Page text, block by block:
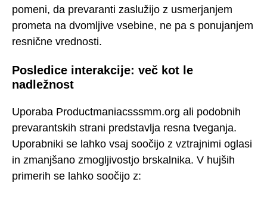
pomeni, da prevaranti zaslužijo z usmerjanjem
prometa na dvomljive vsebine, ne pa s ponujanjem
resnične vrednosti.
Posledice interakcije: več kot le
nadležnost
Uporaba Productmaniacsssmm.org ali podobnih
prevarantskih strani predstavlja resna tveganja.
Uporabniki se lahko vsaj soočijo z vztrajnimi oglasi
in zmanjšano zmogljivostjo brskalnika. V hujših
primerih se lahko soočijo z: